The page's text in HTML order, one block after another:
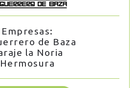
Empresas:
de Baza
la Noria
Hermosura